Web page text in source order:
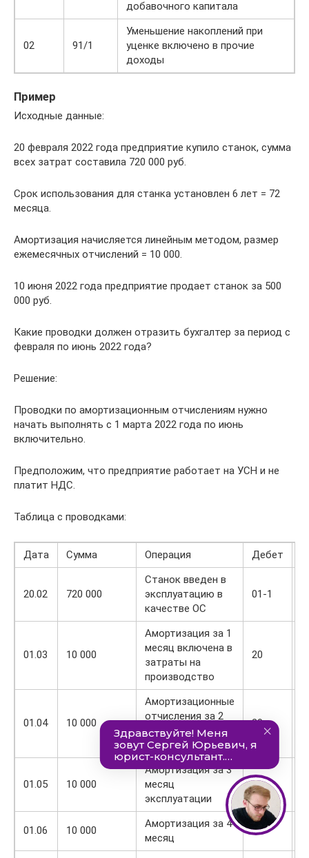
добавочного капитала
02 91/1
Уменьшение накоплений при
уценке включено в прочие
доходы
Пример
Исходные данные:
20 февраля 2022 года предприятие купило станок, сумма
всех затрат составила 720 000 руб.
Срок использования для станка установлен 6 лет = 72
месяца.
Амортизация начисляется линейным методом, размер
ежемесячных отчислений = 10 000.
10 июня 2022 года предприятие продает станок за 500
000 руб.
Какие проводки должен отразить бухгалтер за период с
февраля по июнь 2022 года?
Решение:
Проводки по амортизационным отчислениям нужно
начать выполнять с 1 марта 2022 года по июнь
включительно.
Предположим, что предприятие работает на УСН и не
платит НДС.
Таблица с проводками:
Дата Сумма Операция Дебет
20.02 720 000
Станок введен в
эксплуатацию в
качестве ОС
01-1
01.03 10 000
Амортизация за 1
месяц включена в
затраты на
производство
20
01.04 10 000
Амортизационные
отчисления за 2
месяц
использования
20
01.05 10 000
Амортизация за 3
месяц
эксплуатации
20
01.06 10 000
Амортизация за 4
месяц
20